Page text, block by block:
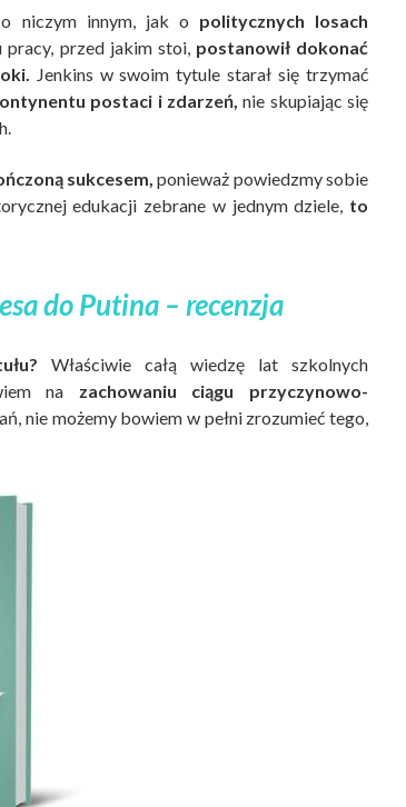
niczym innym, jak o politycznych losach
przed jakim stoi, postanowił dokonać
Jenkins w swoim tytule starał się trzymać
postaci i zdarzeń, nie skupiając się
sukcesem, ponieważ powiedzmy sobie
edukacji zebrane w jednym dziele, to
do Putina – recenzja
Właściwie całą wiedzę lat szkolnych
na zachowaniu ciągu przyczynowo-
nie możemy bowiem w pełni zrozumieć tego,